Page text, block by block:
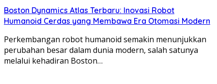
Boston Dynamics Atlas Terbaru: Inovasi Robot
Humanoid Cerdas yang Membawa Era Otomasi Modern
Perkembangan robot humanoid semakin menunjukkan
perubahan besar dalam dunia modern, salah satunya
melalui kehadiran Boston…